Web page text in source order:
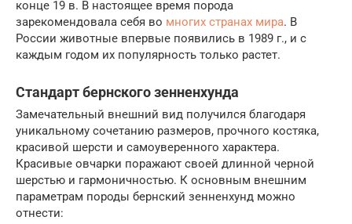
конце 19 в. В настоящее время порода
зарекомендовала себя во многих странах мира. В
России животные впервые появились в 1989 г., и с
каждым годом их популярность только растет.
Стандарт бернского зенненхунда
Замечательный внешний вид получился благодаря
уникальному сочетанию размеров, прочного костяка,
красивой шерсти и самоуверенного характера.
Красивые овчарки поражают своей длинной черной
шерстью и гармоничностью. К основным внешним
параметрам породы бернский зенненхунд можно
отнести: